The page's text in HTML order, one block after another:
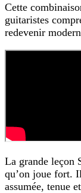
Cette
guitaristes
redevenir
La grande leçon
qu’on joue fort.
assumée, tenue